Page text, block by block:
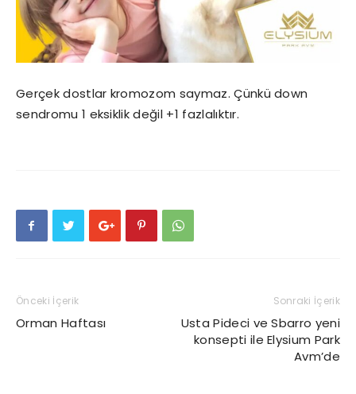
Gerçek dostlar kromozom saymaz. Çünkü down
sendromu 1 eksiklik değil +1 fazlalıktır.
Önceki İçerik
Orman Haftası
Sonraki İçerik
Usta Pideci ve Sbarro yeni
konsepti ile Elysium Park
Avm’de